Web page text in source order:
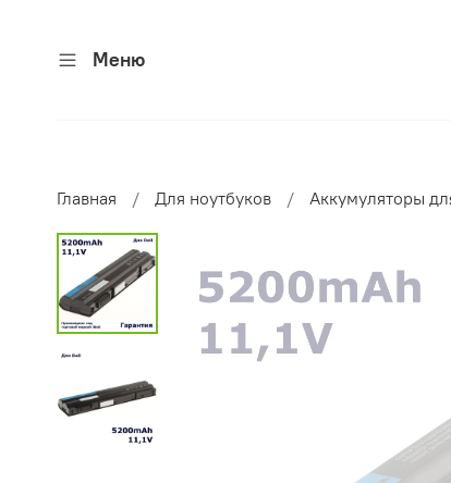
Меню
Главная Для ноутбуков Аккумуляторы